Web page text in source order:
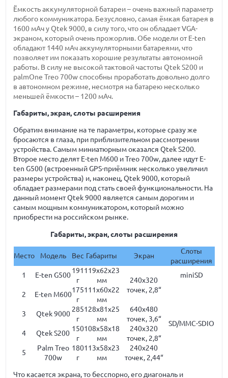
Ёмкость аккумуляторной батареи – очень важный параметр
любого коммуникатора. Безусловно, самая ёмкая батарея в
1600 мАч у Qtek 9000, в силу того, что он обладает VGA-
экраном, который очень прожорлив. Обе модели от E-ten
обладают 1440 мАч аккумуляторными батареями, что
позволяет им показать хорошие результаты автономной
работы. В силу не высокой тактовой частоты Qtek S200 и
palmOne Treo 700w способны проработать довольно долго
в автономном режиме, несмотря на батарею несколько
меньшей ёмкости – 1200 мАч.
Габариты, экран, слоты расширения
Обратим внимание на те параметры, которые сразу же
бросаются в глаза, при приблизительном рассмотрении
устройства. Самым миниатюрным оказался Qtek S200.
Второе место делят E-ten M600 и Treo 700w, далее идут E-
ten G500 (встроенный GPS-приёмник несколько увеличил
размеры устройства) и, наконец, Qtek 9000, который
обладает размерами под стать своей функциональности. На
данный момент Qtek 9000 является самым дорогим и
самым мощным коммуникатором, который можно
приобрести на российском рынке.
Габариты, экран, слоты расширения
Место Модель Вес Габариты Экран
Слоты
расширения
1
E-ten G500
191
г
119x62x23
мм
240x320
точек, 2,8“
miniSD
2 E-ten M600
175
г
111x60x22
мм
SD/MMC-SDIO
3 Qtek 9000
285
г
128x81x25
мм
640x480
точек, 3,6“
4
Qtek S200
150
г
108x58x18
мм
240x320
точек, 2,8“
5
Palm Treo
700w
180
г
113x58x23
мм
240x240
точек, 2,44“
Что касается экрана, то бесспорно, его диагональ и